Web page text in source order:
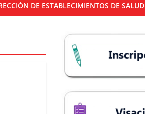
DE ESTABLECIMIENTOS DE SALUD